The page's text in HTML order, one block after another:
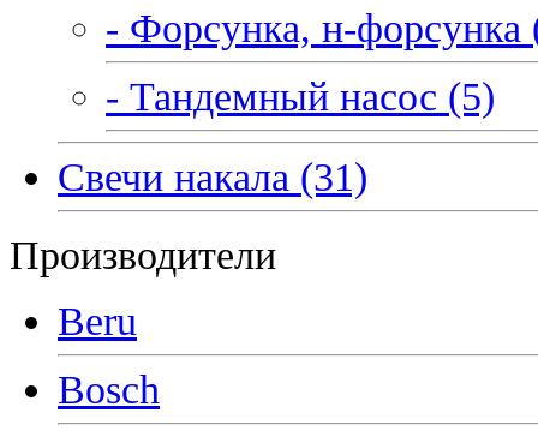
- Форсунка, н-форсунка
- Тандемный насос (5)
Свечи накала (31)
Производители
Beru
Bosch